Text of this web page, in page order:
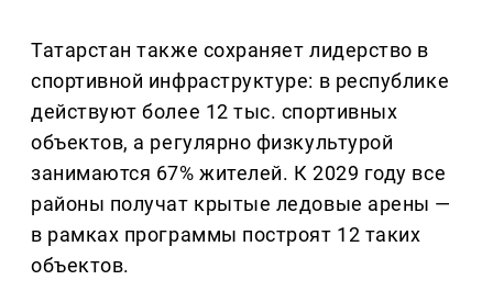
Татарстан также сохраняет лидерство в
спортивной инфраструктуре: в республике
действуют более 12 тыс. спортивных
объектов, а регулярно физкультурой
занимаются 67% жителей. К 2029 году все
районы получат крытые ледовые арены —
в рамках программы построят 12 таких
объектов.